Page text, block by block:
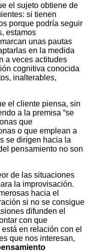
el sujeto obtiene de
si tienen
porque podría seguir
estamos
unas pautas
en la medida
a veces actitudes
cognitiva conocida
inalterables,
el cliente piensa, sin
a la premisa “se
que
o que emplean a
se dirigen hacia la
pensamiento no son
de las situaciones
la improvisación.
hacia el
si no se consigue
difunden el
con que
en relación con el
que nos interesan,